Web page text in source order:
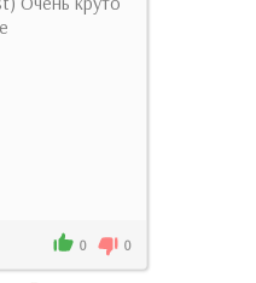
0 0